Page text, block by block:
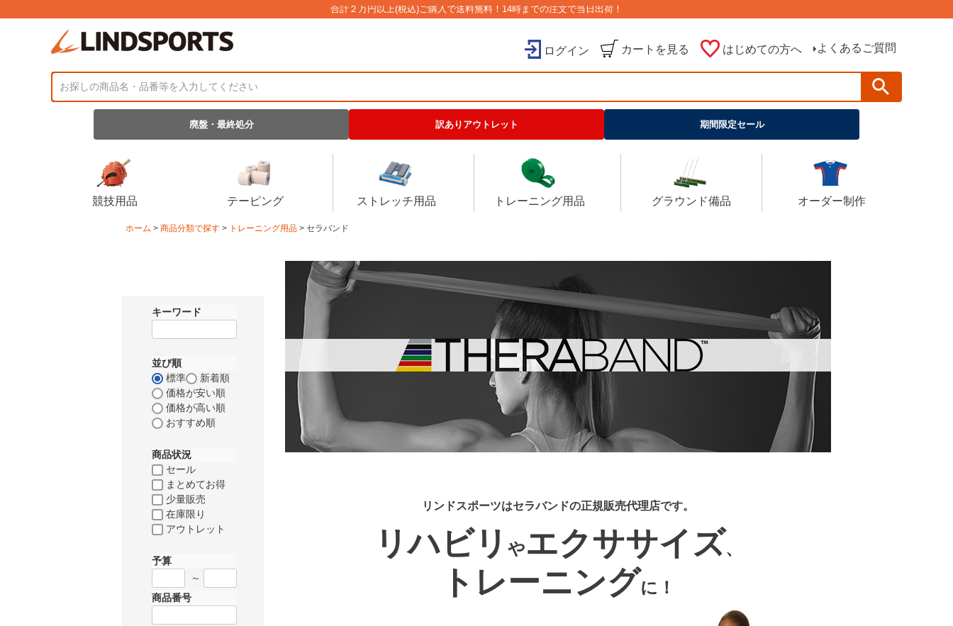
合計２万円以上(税込)ご購入で送料無料！14時までの注文で当日出荷！
ログイン カートを見る はじめての方へ よくあるご質問
廃盤・最終処分 訳ありアウトレット 期間限定セール
競技用品 テーピング ストレッチ用品 トレーニング用品 グラウンド備品 オーダー制作
ホーム 商品分類で探す トレーニング用品 セラバンド
キーワード
並び順
標準
新着順
価格が安い順
価格が高い順
おすすめ順
商品状況
セール
まとめてお得
少量販売
在庫限り
アウトレット
予算
～
商品番号
リンドスポーツはセラバンドの正規販売代理店です。
リハビリ やエクササイズ、
トレーニングに！